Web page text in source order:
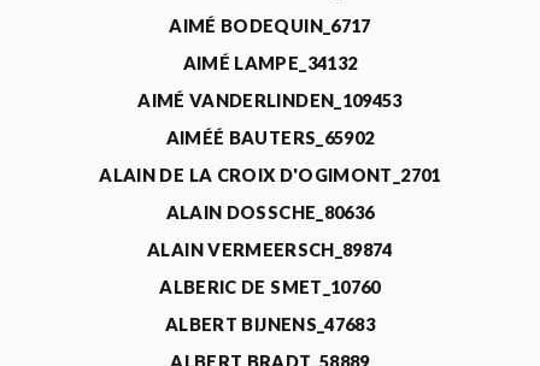
AIMÉ BODEQUIN_6717
AIMÉ LAMPE_34132
AIMÉ VANDERLINDEN_109453
AIMÉÉ BAUTERS_65902
ALAIN DE LA CROIX D'OGIMONT_2701
ALAIN DOSSCHE_80636
ALAIN VERMEERSCH_89874
ALBERIC DE SMET_10760
ALBERT BIJNENS_47683
ALBERT BRADT_58889